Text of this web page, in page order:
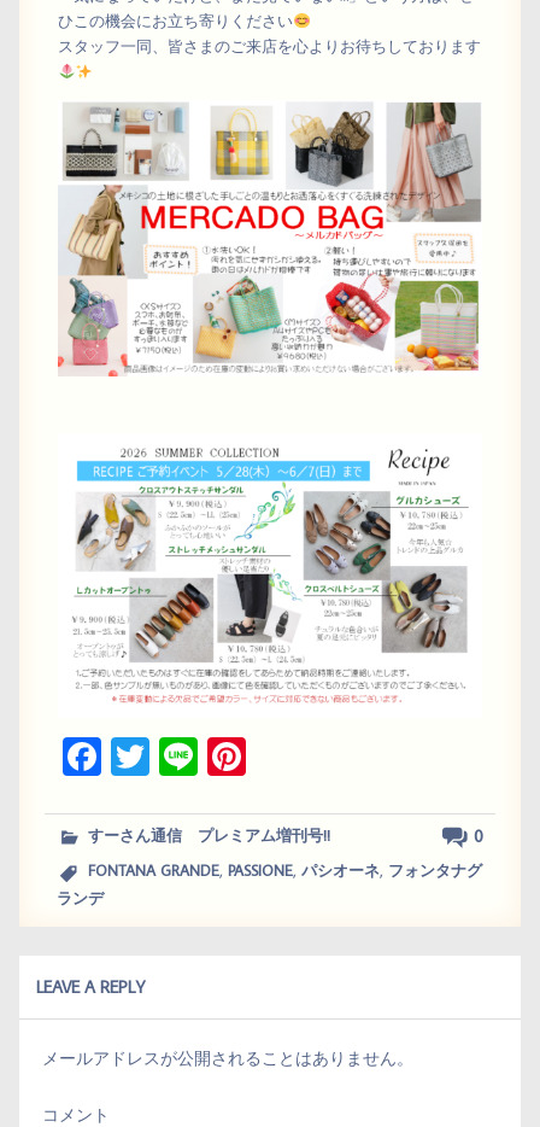
ひこの機会にお立ち寄りください
スタッフ一同、皆さまのご来店を心よりお待ちしております
Fa
bo
ok
T
tt
er
Li
er
es
0
すーさん通信 プレミアム増刊号!!
FONTANA GRANDE,PASSIONE,パシオーネ, フォンタナグ
ランデ
LEAVE A REPLY
メールアドレスが公開されることはありません。
コメント